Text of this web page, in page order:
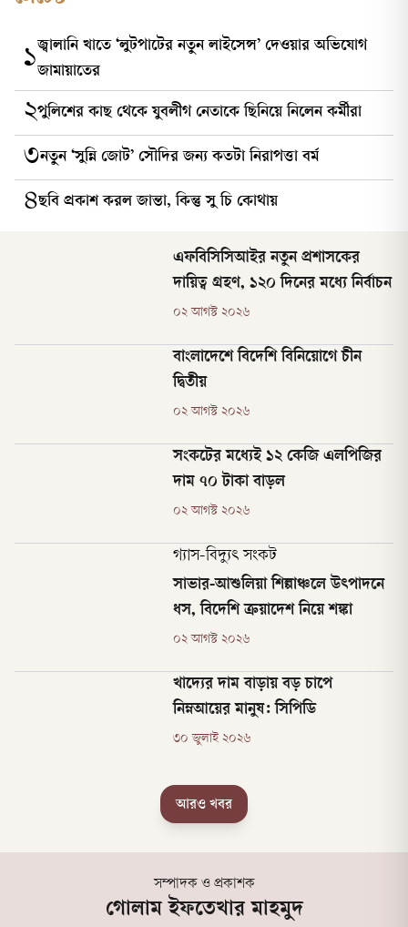
১জ্বালানি খাতে ‘লুটপাটের নতুন লাইসেন্স’ দেওয়ার অভিযোগ
জামায়াতের
২পুলিশের কাছ থেকে যুবলীগ নেতাকে ছিনিয়ে নিলেন কর্মীরা
৩নতুন ‘সুন্নি জোট’ সৌদির জন্য কতটা নিরাপত্তা বর্ম
৪ছবি প্রকাশ করল জান্তা, কিন্তু সু চি কোথায়
এফবিসিসিআইর নতুন প্রশাসকের
দায়িত্ব গ্রহণ, ১২০ দিনের মধ্যে নির্বাচন
০২ আগস্ট ২০২৬
বাংলাদেশে বিদেশি বিনিয়োগে চীন
দ্বিতীয়
০২ আগস্ট ২০২৬
সংকটের মধ্যেই ১২ কেজি এলপিজির
দাম ৭০ টাকা বাড়ল
০২ আগস্ট ২০২৬
গ্যাস-বিদ্যুৎ সংকট
সাভার-আশুলিয়া শিল্পাঞ্চলে উৎপাদনে
ধস, বিদেশি ক্রয়াদেশ নিয়ে শঙ্কা
০২ আগস্ট ২০২৬
খাদ্যের দাম বাড়ায় বড় চাপে
নিম্নআয়ের মানুষ: সিপিডি
৩০ জুলাই ২০২৬
আরও খবর
সম্পাদক ও প্রকাশক
গোলাম ইফতেখার মাহমুদ